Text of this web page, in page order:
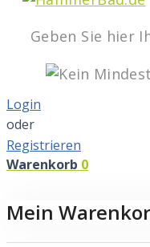
Geben Sie hier
Login
oder
Registrieren
Warenkorb 0
Mein